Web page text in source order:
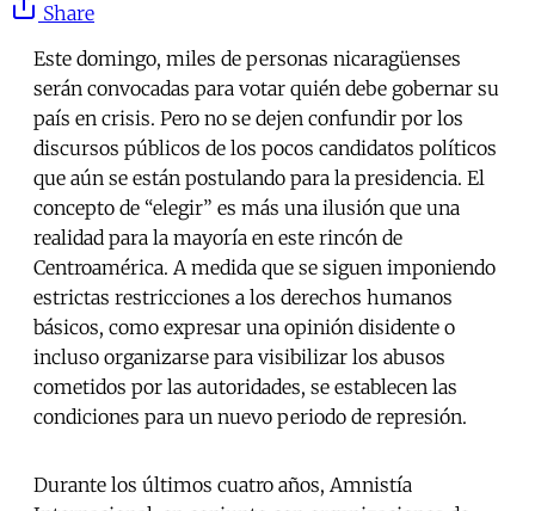
Share
Este domingo, miles de personas nicaragüenses
serán convocadas para votar quién debe gobernar su
país en crisis. Pero no se dejen confundir por los
discursos públicos de los pocos candidatos políticos
que aún se están postulando para la presidencia. El
concepto de “elegir” es más una ilusión que una
realidad para la mayoría en este rincón de
Centroamérica. A medida que se siguen imponiendo
estrictas restricciones a los derechos humanos
básicos, como expresar una opinión disidente o
incluso organizarse para visibilizar los abusos
cometidos por las autoridades, se establecen las
condiciones para un nuevo periodo de represión.
Durante los últimos cuatro años, Amnistía